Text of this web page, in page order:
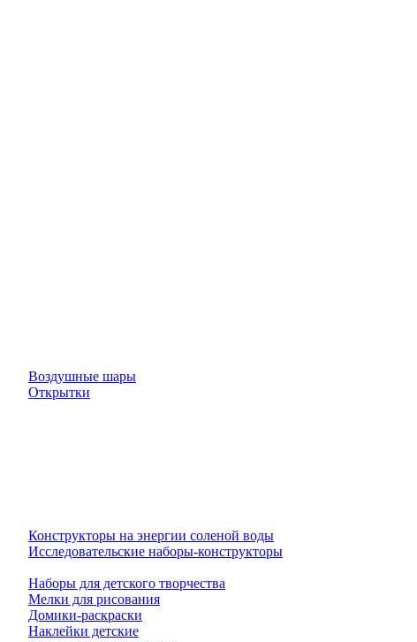
Воздушные шары
Открытки
Конструкторы на энергии соленой воды
Исследовательские наборы-конструкторы
Наборы для детского творчества
Мелки для рисования
Домики-раскраски
Наклейки детские